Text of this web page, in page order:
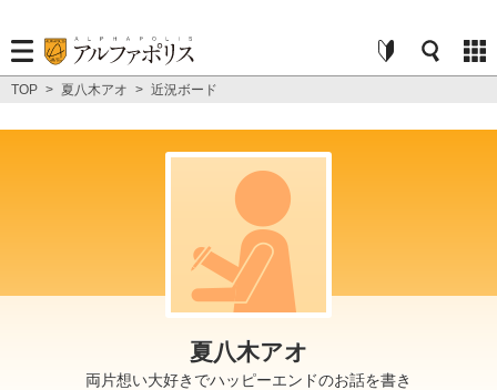
TOP > 夏八木アオ > 近況ボード
夏八木アオ
両片想い大好きでハッピーエンドのお話を書き